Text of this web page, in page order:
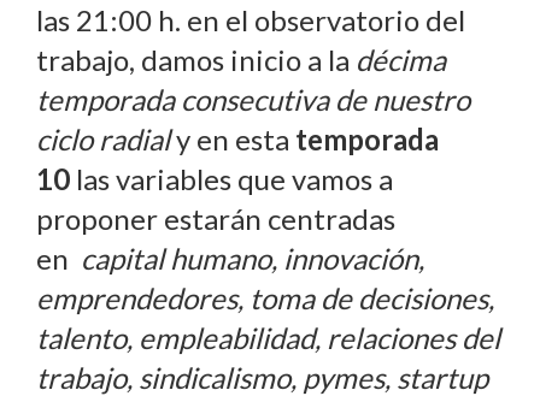
las 21:00 h. en el observatorio del
trabajo, damos inicio a la décima
temporada consecutiva de nuestro
ciclo radialy en esta temporada
10 las variables que vamos a
proponer estarán centradas
en capital humano, innovación,
emprendedores, toma de decisiones,
talento, empleabilidad, relaciones del
trabajo, sindicalismo, pymes, startup